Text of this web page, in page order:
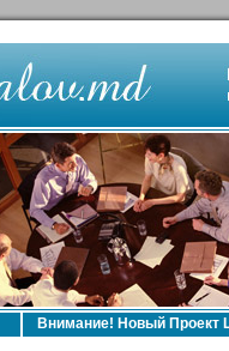
Внимание! Новый Проект